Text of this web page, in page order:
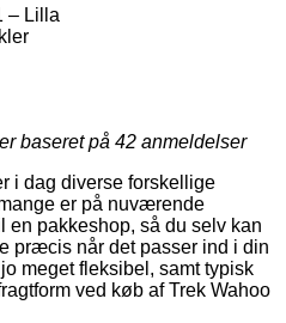
– Lilla
baseret på 42 anmeldelser
i dag diverse forskellige
er på nuværende
en pakkeshop, så du selv kan
præcis når det passer ind i din
meget fleksibel, samt typisk
ved køb af Trek Wahoo